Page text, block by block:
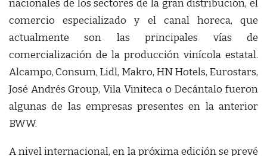
nacionales de los sectores de la gran distribución, el
comercio especializado y el canal horeca, que
actualmente son las principales vías de
comercialización de la producción vinícola estatal.
Alcampo, Consum, Lidl, Makro, HN Hotels, Eurostars,
José Andrés Group, Vila Viniteca o Decántalo fueron
algunas de las empresas presentes en la anterior
BWW.
A nivel internacional, en la próxima edición se prevé